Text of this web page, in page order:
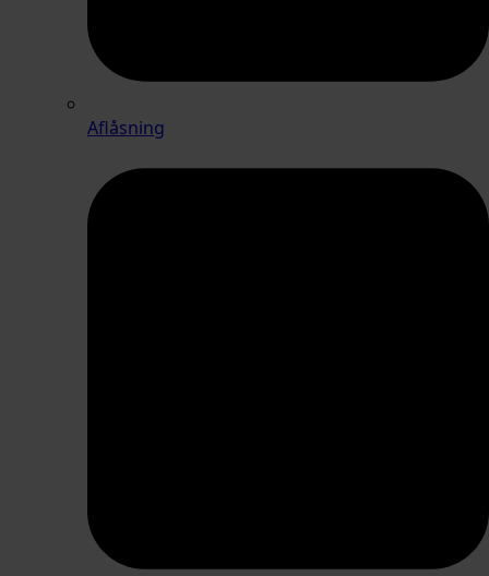
Aflåsning